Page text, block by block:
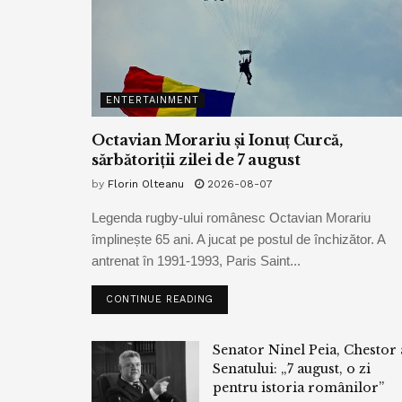
ENTERTAINMENT
Octavian Morariu și Ionuț Curcă,
sărbătoriții zilei de 7 august
by Florin Olteanu 2026-08-07
Legenda rugby-ului românesc Octavian Morariu
împlinește 65 ani. A jucat pe postul de închizător. A
antrenat în 1991-1993, Paris Saint...
CONTINUE READING
Senator Ninel Peia, Chestor
Senatului: „7 august, o zi
pentru istoria românilor”